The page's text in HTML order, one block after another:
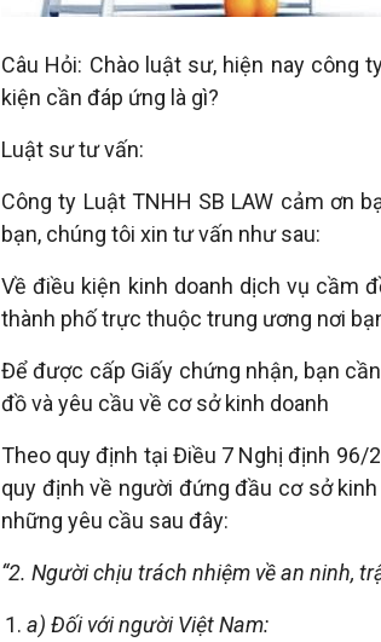
sở
tuệ
Câu Hỏi: Chào luật sư, hiện nay
kiện cần đáp ứng là gì?
Luật sư tư vấn:
Công ty Luật TNHH SB LAW cảm ơn
bạn, chúng tôi xin tư vấn như sau:
Về điều kiện kinh doanh dịch vụ cầm
thành phố trực thuộc trung ương nơi
Để được cấp Giấy chứng nhận, bạn
đồ và yêu cầu về cơ sở kinh doanh
Theo quy định tại Điều 7 Nghị định 96/
quy định về người đứng đầu cơ sở
những yêu cầu sau đây:
“2. Người chịu trách nhiệm về an ninh,
a) Đối với người Việt Nam: